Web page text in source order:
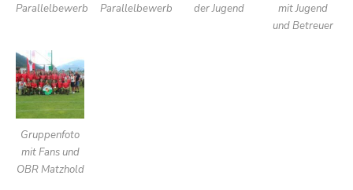
Parallelbewerb
Parallelbewerb
der Jugend
mit Jugend
und Betreuer
Gruppenfoto
mit Fans und
OBR Matzhold